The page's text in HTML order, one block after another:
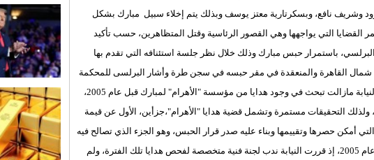
وشريف نافع، وبسكرتارية معتز يوسف وبذلك يتم إخلاء سبيل مبارك بشكل
القضايا التي يواجهها وهي القصور الرئاسية وقتل المتظاهرين، حسب تأكيد
باستمرار حبس مبارك وذلك خلال نظر جلسة استئنافه التي تقدم بها
القاهرة والمنعقدة في مقر حبسه في سجن طرة وأشار البرلسى للمحكمة
أنه لا يجوز إخلاء سبيل مبارك الآن، مطالباً برفض الاستئناف، مشيراً أن النيابة مازالت تبحث في وجود هدايا من مؤسسة "الأهرام" لمبارك قبل عام 2005،
عام 2005 حتى ورود البلاغ للنيابة، ولذلك التحقيقات مستمرة وتشمل قضية هدايا "الأهرام"،جزأين، الأول عن قيمة
التي حصل عليها مع نجليه خلال الفترة بين العامين 2005 و2011، التي أمكن حصرها وتقييمها وبناء عليه صدر قرار الحبس، وهو الجزء الذي تصالح فيه
مبارك بسداد قيمة الهدايا، بينما يتعلق الجزء الثاني بالفترة التي سبقت عام 2005، إذ قررت النيابة ندب لجنة فنية متخصصة لفحص هدايا تلك الفترة، ولم